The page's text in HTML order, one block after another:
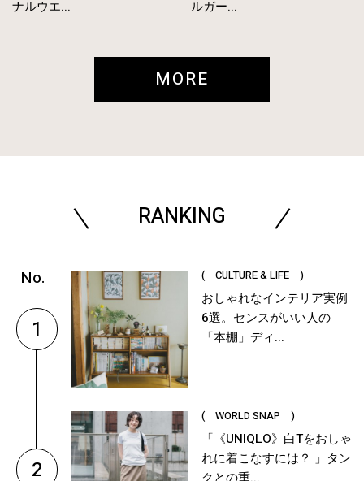
ナルウエ...
ルガー...
MORE
RANKING
1
( CULTURE & LIFE )
おしゃれなインテリア実例
6選。センスがいい人の
「本棚」ディ...
2
( WORLD SNAP )
「《UNIQLO》白Tをおしゃ
れに着こなすには？ 」タン